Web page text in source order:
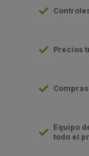
Precios
Equipo
todo el